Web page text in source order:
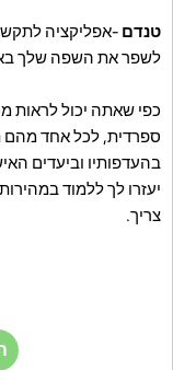
טנדם -אפליקציה
לשפר את השפה שלך
כפי שאתה יכול לראות
ספרדית, לכל אחד מהם
בהעדפותיו וביעדים
יעזרו לך ללמוד
צריך.